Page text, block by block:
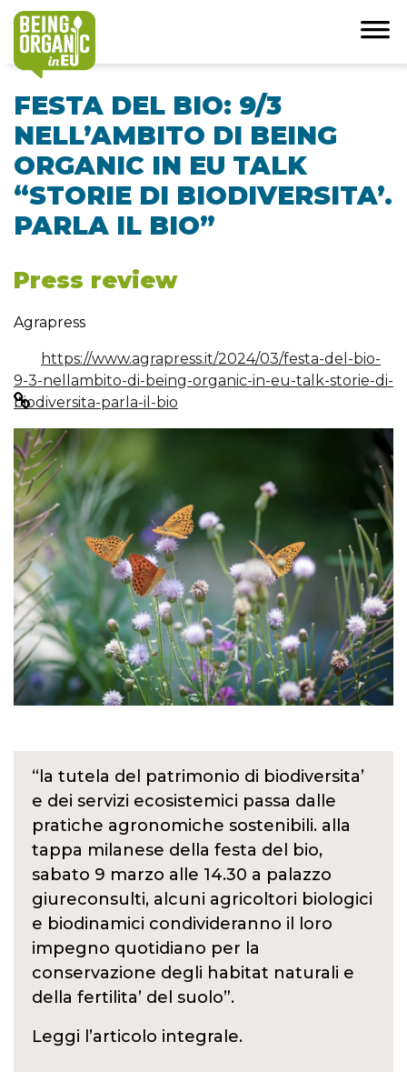
FESTA DEL BIO: 9/3
NELL’AMBITO DI BEING
ORGANIC IN EU TALK
“STORIE DI BIODIVERSITA’.
PARLA IL BIO”
Press review
Agrapress
https://www.agrapress.it/2024/03/festa-del-bio-
9-3-nellambito-di-being-organic-in-eu-talk-storie-di-
biodiversita-parla-il-bio
“la tutela del patrimonio di biodiversita’
e dei servizi ecosistemici passa dalle
pratiche agronomiche sostenibili. alla
tappa milanese della festa del bio,
sabato 9 marzo alle 14.30 a palazzo
giureconsulti, alcuni agricoltori biologici
e biodinamici condivideranno il loro
impegno quotidiano per la
conservazione degli habitat naturali e
della fertilita’ del suolo”.
Leggi l’articolo integrale.